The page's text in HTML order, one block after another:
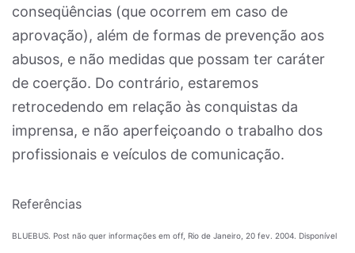
conseqüências (que ocorrem em caso de
aprovação), além de formas de prevenção aos
abusos, e não medidas que possam ter caráter
de coerção. Do contrário, estaremos
retrocedendo em relação às conquistas da
imprensa, e não aperfeiçoando o trabalho dos
profissionais e veículos de comunicação.
Referências
BLUEBUS. Post não quer informações em off, Rio de Janeiro, 20 fev. 2004. Disponível